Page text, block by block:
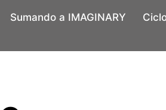
Sumando a IMAGINARY